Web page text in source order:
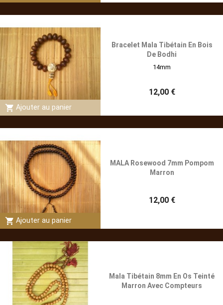
shopping_cart Ajouter au panier
Bracelet Mala Tibétain En Bois
De Bodhi
14mm
12,00 €
shopping_cart Ajouter au panier
MALA Rosewood 7mm Pompom
Marron
12,00 €
Mala Tibétain 8mm En Os Teinté
Marron Avec Compteurs